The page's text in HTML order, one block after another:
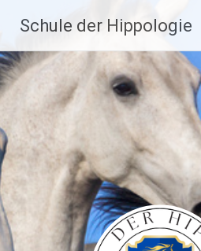
Inhalt
springen
Schule der Hippologie